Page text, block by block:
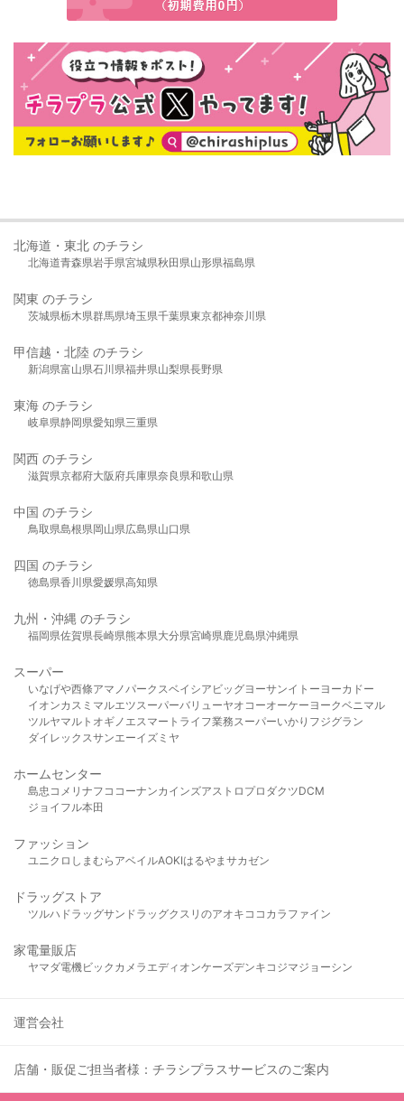
北海道・東北 のチラシ
北海道青森県岩手県宮城県秋田県山形県福島県
関東 のチラシ
茨城県栃木県群馬県埼玉県千葉県東京都神奈川県
甲信越・北陸 のチラシ
新潟県富山県石川県福井県山梨県長野県
東海 のチラシ
岐阜県静岡県愛知県三重県
関西 のチラシ
滋賀県京都府大阪府兵庫県奈良県和歌山県
中国 のチラシ
鳥取県島根県岡山県広島県山口県
四国 のチラシ
徳島県香川県愛媛県高知県
九州・沖縄 のチラシ
福岡県佐賀県長崎県熊本県大分県宮崎県鹿児島県沖縄県
スーパー
いなげや西條アマノパークスベイシア ビッグヨーサンイトーヨーカドー
イオンカスミ マルエツスーパーバリューヤオコーオーケー ヨークベニマル
ツルヤマルト オギノ エスマート ライフ業務スーパーいかり フジグラン
ダイレックスサンエーイズミヤ
ホームセンター
島忠 コメリ ナフコ コーナンカインズアストロプロダクツDCM
ジョイフル本田
ファッション
ユニクロ しまむら アベイルAOKIはるやま サカゼン
ドラッグストア
ツルハドラッグサンドラッグクスリのアオキ ココカラファイン
家電量販店
ヤマダ電機ビックカメラ エディオンケーズデンキ コジマジョーシン
運営会社
店舗・販促ご担当者様：チラシプラスサービスのご案内